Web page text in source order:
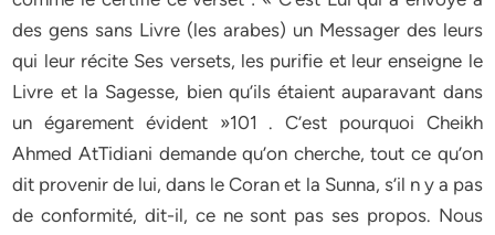
des gens sans Livre (les arabes) un Messager des leurs
qui leur récite Ses versets, les purifie et leur enseigne le
Livre et la Sagesse, bien qu’ils étaient auparavant dans
un égarement évident »101 . C’est pourquoi Cheikh
Ahmed AtTidiani demande qu’on cherche, tout ce qu’on
dit provenir de lui, dans le Coran et la Sunna, s’il n y a pas
de conformité, dit-il, ce ne sont pas ses propos. Nous